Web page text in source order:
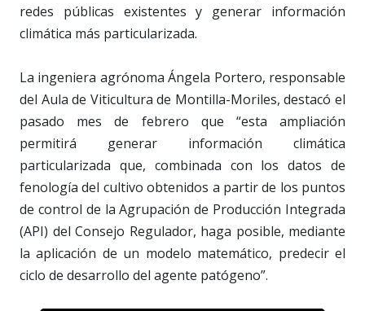
redes públicas existentes y generar información
climática más particularizada.
La ingeniera agrónoma Ángela Portero, responsable
del Aula de Viticultura de Montilla-Moriles, destacó el
pasado mes de febrero que “esta ampliación
permitirá generar información climática
particularizada que, combinada con los datos de
fenología del cultivo obtenidos a partir de los puntos
de control de la Agrupación de Producción Integrada
(API) del Consejo Regulador, haga posible, mediante
la aplicación de un modelo matemático, predecir el
ciclo de desarrollo del agente patógeno”.